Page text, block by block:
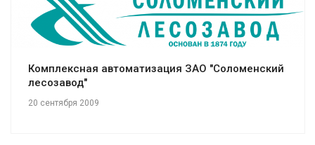
Смотреть проект
Комплексная автоматизация ЗАО "Соломенский
лесозавод"
20 сентября 2009